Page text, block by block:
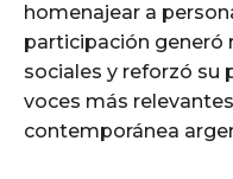
homenajear a
participación generó
sociales y reforzó su
voces más
contemporánea